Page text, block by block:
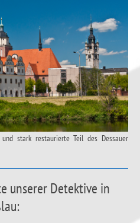
stark restaurierte Teil des Dessauer
unserer Detektive in